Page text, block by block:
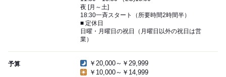
夜 [月～土]
18:30一斉スタート（所要時間2時間半）
■ 定休日
日曜・月曜日の祝日（月曜日以外の祝日は営
業）
予算
￥20,000～￥29,999
￥10,000～￥14,999